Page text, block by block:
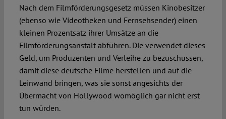
Nach dem Filmförderungsgesetz müssen Kinobesitzer
(ebenso wie Videotheken und Fernsehsender) einen
kleinen Prozentsatz ihrer Umsätze an die
Filmförderungsanstalt abführen. Die verwendet dieses
Geld, um Produzenten und Verleihe zu bezuschussen,
damit diese deutsche Filme herstellen und auf die
Leinwand bringen, was sie sonst angesichts der
Übermacht von Hollywood womöglich gar nicht erst
tun würden.